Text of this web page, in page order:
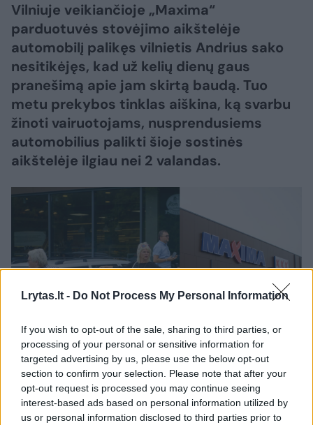
Lrytas.lt - Do Not Process My Personal Information
If you wish to opt-out of the sale, sharing to third parties, or
processing of your personal or sensitive information for
targeted advertising by us, please use the below opt-out
section to confirm your selection. Please note that after your
opt-out request is processed you may continue seeing
interest-based ads based on personal information utilized by
us or personal information disclosed to third parties prior to
Vilniuje veikiančioje „Maxima“
parduotuvės stovėjimo aikštelėje
automobilį palikęs vilnietis Andrius sako
nesitikėjęs, kad už kelių dienų gaus
pranešimą apie jam skirtą baudą. Tuo
metu prekybos tinklas aiškina, ką svarbu
žinoti vairuotojams, nusprendusiems
automobilius palikti šioje sostinės
aikštelėje ilgiau nei 2 valandas.
Daugiau nuotraukų (4)
Nori įspėti kitus